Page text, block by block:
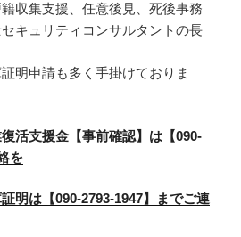
収集支援、任意後見、死後事務
キュリティコンサルタントの長
明申請も多く手掛けておりま
活支援金【事前確認】は【090-
を
明は【090-2793-1947】までご連